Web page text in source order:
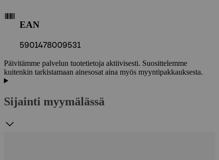
EAN
5901478009531
Päivitämme palvelun tuotetietoja aktiivisesti. Suosittelemme
kuitenkin tarkistamaan ainesosat aina myös myyntipakkauksesta.
Sijainti myymälässä